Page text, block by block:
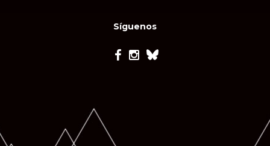
Síguenos